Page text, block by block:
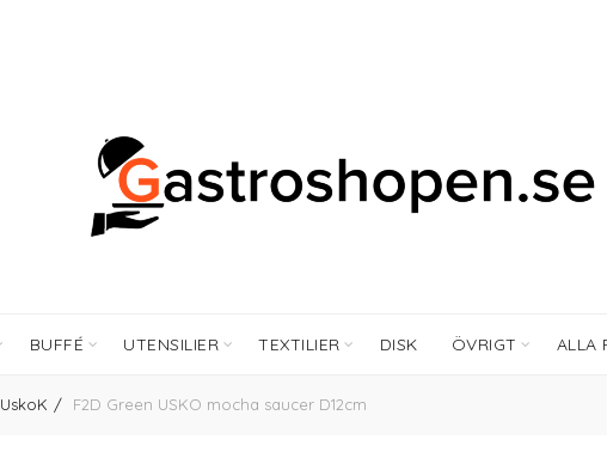
BUFFÉ UTENSILIER TEXTILIER DISK ÖVRIGT ALLA
UskoK F2D Green USKO mocha saucer D12cm